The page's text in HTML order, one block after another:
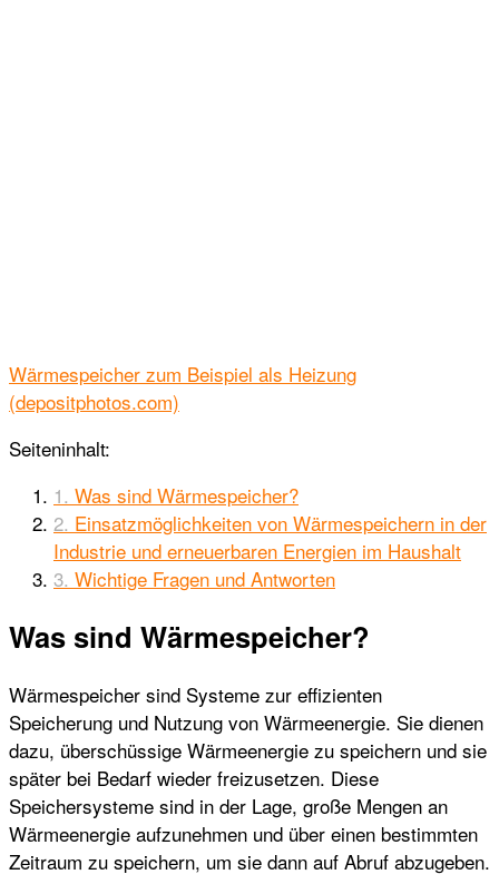
Wärmespeicher zum Beispiel als Heizung
(depositphotos.com)
Seiteninhalt:
Was sind Wärmespeicher?
Einsatzmöglichkeiten von Wärmespeichern in der
Industrie und erneuerbaren Energien im Haushalt
Wichtige Fragen und Antworten
Was sind Wärmespeicher?
Wärmespeicher sind Systeme zur effizienten
Speicherung und Nutzung von Wärmeenergie. Sie dienen
dazu, überschüssige Wärmeenergie zu speichern und sie
später bei Bedarf wieder freizusetzen. Diese
Speichersysteme sind in der Lage, große Mengen an
Wärmeenergie aufzunehmen und über einen bestimmten
Zeitraum zu speichern, um sie dann auf Abruf abzugeben.